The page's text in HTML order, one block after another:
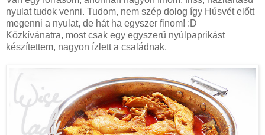
nyulat tudok venni. Tudom, nem szép dolog így Húsvét előtt
megenni a nyulat, de hát ha egyszer finom! :D
Közkívánatra, most csak egy egyszerű nyúlpaprikást
készítettem, nagyon ízlett a családnak.